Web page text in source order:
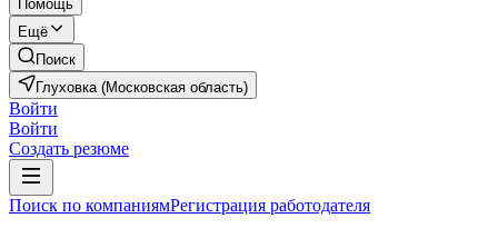
Помощь
Ещё
Поиск
Глуховка (Московская область)
Войти
Войти
Создать резюме
Поиск по компаниямРегистрация работодателя